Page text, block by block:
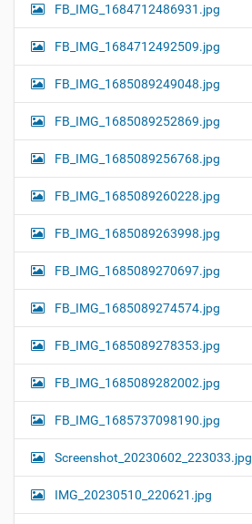
FB_IMG_1684712486931.jpg
FB_IMG_1684712492509.jpg
FB_IMG_1685089249048.jpg
FB_IMG_1685089252869.jpg
FB_IMG_1685089256768.jpg
FB_IMG_1685089260228.jpg
FB_IMG_1685089263998.jpg
FB_IMG_1685089270697.jpg
FB_IMG_1685089274574.jpg
FB_IMG_1685089278353.jpg
FB_IMG_1685089282002.jpg
FB_IMG_1685737098190.jpg
Screenshot_20230602_223033.jpg
IMG_20230510_220621.jpg